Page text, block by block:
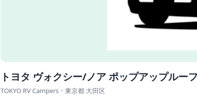
トヨタ ヴォクシー/ノア ポップアップルー
TOKYO RV Campers ・東京都 大田区